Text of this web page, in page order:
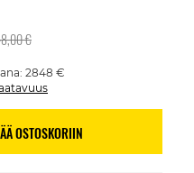
€
2848 €
OSTOSKORIIN